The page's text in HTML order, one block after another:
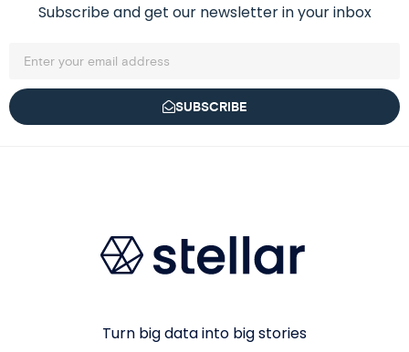
Subscribe and get our newsletter in your inbox
SUBSCRIBE
Turn big data into big stories